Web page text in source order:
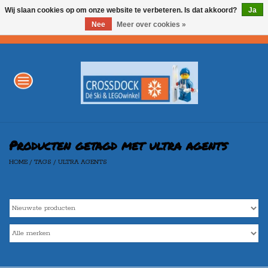
WINTERSPORT
LEGO
Merken
Producten getagd met ultra agents
HOME / TAGS / ULTRA AGENTS
Wij slaan cookies op om onze website te verbeteren. Is dat akkoord?
Ja
Nee
Meer over cookies »